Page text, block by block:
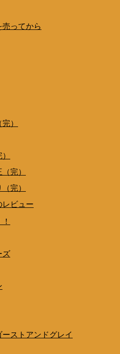
ってから
）
完）
完）
レビュー
ズ
ストアンドグレイ